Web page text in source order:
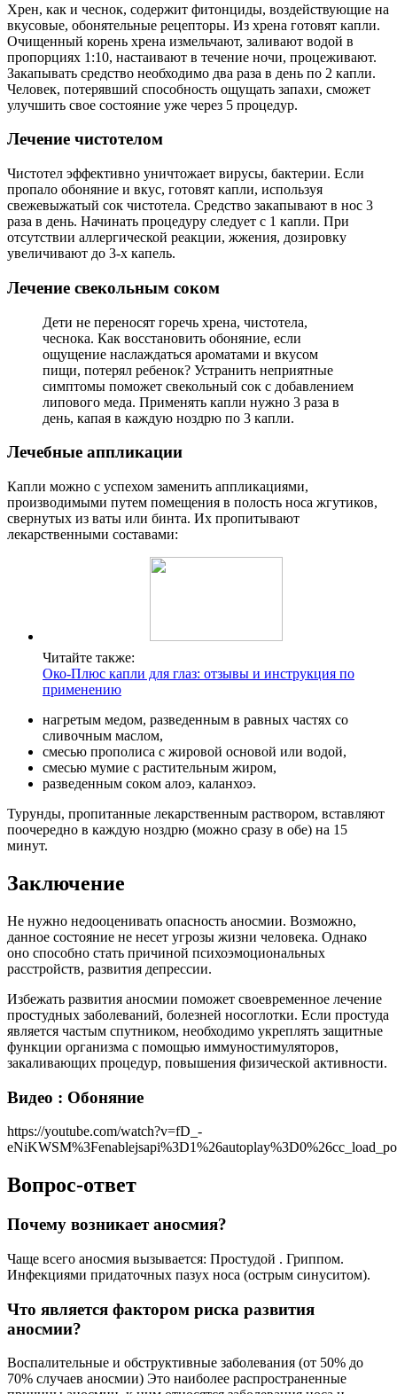
Хрен, как и чеснок, содержит фитонциды, воздействующие на
вкусовые, обонятельные рецепторы. Из хрена готовят капли.
Очищенный корень хрена измельчают, заливают водой в
пропорциях 1:10, настаивают в течение ночи, процеживают.
Закапывать средство необходимо два раза в день по 2 капли.
Человек, потерявший способность ощущать запахи, сможет
улучшить свое состояние уже через 5 процедур.
Лечение чистотелом
Чистотел эффективно уничтожает вирусы, бактерии. Если
пропало обоняние и вкус, готовят капли, используя
свежевыжатый сок чистотела. Средство закапывают в нос 3
раза в день. Начинать процедуру следует с 1 капли. При
отсутствии аллергической реакции, жжения, дозировку
увеличивают до 3-х капель.
Лечение свекольным соком
Дети не переносят горечь хрена, чистотела,
чеснока. Как восстановить обоняние, если
ощущение наслаждаться ароматами и вкусом
пищи, потерял ребенок? Устранить неприятные
симптомы поможет свекольный сок с добавлением
липового меда. Применять капли нужно 3 раза в
день, капая в каждую ноздрю по 3 капли.
Лечебные аппликации
Капли можно с успехом заменить аппликациями,
производимыми путем помещения в полость носа жгутиков,
свернутых из ваты или бинта. Их пропитывают
лекарственными составами:
Читайте также:
Око-Плюс капли для глаз: отзывы и инструкция по
применению
нагретым медом, разведенным в равных частях со
сливочным маслом,
смесью прополиса с жировой основой или водой,
смесью мумие с растительным жиром,
разведенным соком алоэ, каланхоэ.
Турунды, пропитанные лекарственным раствором, вставляют
поочередно в каждую ноздрю (можно сразу в обе) на 15
минут.
Заключение
Не нужно недооценивать опасность аносмии. Возможно,
данное состояние не несет угрозы жизни человека. Однако
оно способно стать причиной психоэмоциональных
расстройств, развития депрессии.
Избежать развития аносмии поможет своевременное лечение
простудных заболеваний, болезней носоглотки. Если простуда
является частым спутником, необходимо укреплять защитные
функции организма с помощью иммуностимуляторов,
закаливающих процедур, повышения физической активности.
Видео : Обоняние
https://youtube.com/watch?v=fD_-
Вопрос-ответ
Почему возникает аносмия?
Чаще всего аносмия вызывается: Простудой . Гриппом.
Инфекциями придаточных пазух носа (острым синуситом).
Что является фактором риска развития
аносмии?
Воспалительные и обструктивные заболевания (от 50% до
70% случаев аносмии) Это наиболее распространенные